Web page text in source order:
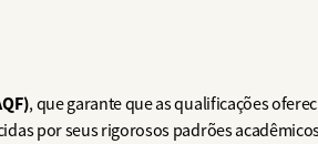
, que garante que as qualificações
por seus rigorosos padrões